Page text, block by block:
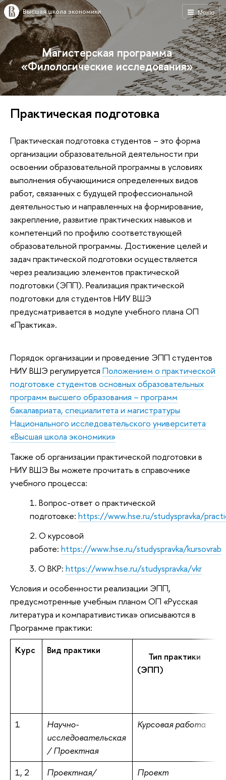
Меню
Высшая школа экономики
Магистерская программа
«Филологические исследования»
Практическая подготовка
Практическая подготовка студентов – это форма
организации образовательной деятельности при
освоении образовательной программы в условиях
выполнения обучающимися определенных видов
работ, связанных с будущей профессиональной
деятельностью и направленных на формирование,
закрепление, развитие практических навыков и
компетенций по профилю соответствующей
образовательной программы. Достижение целей и
задач практической подготовки осуществляется
через реализацию элементов практической
подготовки (ЭПП). Реализация практической
подготовки для студентов НИУ ВШЭ
предусматривается в модуле учебного плана ОП
«Практика».
Порядок организации и проведение ЭПП студентов
НИУ ВШЭ регулируется Положением о практической
подготовке студентов основных образовательных
программ высшего образования – программ
бакалавриата, специалитета и магистратуры
Национального исследовательского университета
«Высшая школа экономики»
Также об организации практической подготовки в
НИУ ВШЭ Вы можете прочитать в справочнике
учебного процесса:
Вопрос-ответ о практической
подготовке:https://www.hse.ru/studyspravka/
О курсовой
работе:https://www.hse.ru/studyspravka/kursovrab
О ВКР:https://www.hse.ru/studyspravka/vkr
Условия и особенности реализации ЭПП,
предусмотренные учебным планом ОП «Русская
литература и компаративистика» описываются в
Программе практики:
Курс
Вид практики
Тип практики
(ЭПП)
1
Научно-
исследовательская
/ Проектная
Курсовая работа
1, 2
Проектная/
Проект